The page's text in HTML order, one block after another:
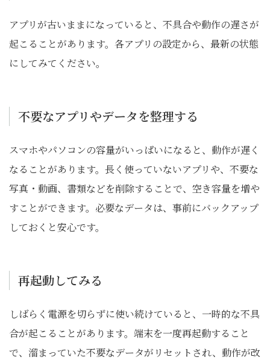
アプリが古いままになっていると、不具合や動作の遅さが
起こることがあります。各アプリの設定から、最新の状態
にしてみてください。
不要なアプリやデータを整理する
スマホやパソコンの容量がいっぱいになると、動作が遅く
なることがあります。長く使っていないアプリや、不要な
写真・動画、書類などを削除することで、空き容量を増や
すことができます。必要なデータは、事前にバックアップ
しておくと安心です。
再起動してみる
しばらく電源を切らずに使い続けていると、一時的な不具
合が起こることがあります。端末を一度再起動すること
で、溜まっていた不要なデータがリセットされ、動作が改